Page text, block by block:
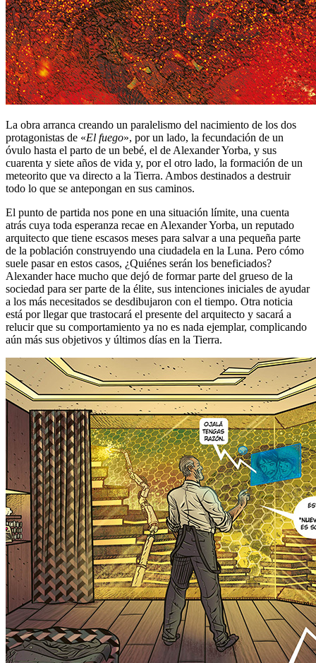
La obra arranca creando un paralelismo del nacimiento de los dos
protagonistas de «El fuego», por un lado, la fecundación de un
óvulo hasta el parto de un bebé, el de Alexander Yorba, y sus
cuarenta y siete años de vida y, por el otro lado, la formación de un
meteorito que va directo a la Tierra. Ambos destinados a destruir
todo lo que se antepongan en sus caminos.
El punto de partida nos pone en una situación límite, una cuenta
atrás cuya toda esperanza recae en Alexander Yorba, un reputado
arquitecto que tiene escasos meses para salvar a una pequeña parte
de la población construyendo una ciudadela en la Luna. Pero cómo
suele pasar en estos casos, ¿Quiénes serán los beneficiados?
Alexander hace mucho que dejó de formar parte del grueso de la
sociedad para ser parte de la élite, sus intenciones iniciales de ayudar
a los más necesitados se desdibujaron con el tiempo. Otra noticia
está por llegar que trastocará el presente del arquitecto y sacará a
relucir que su comportamiento ya no es nada ejemplar, complicando
aún más sus objetivos y últimos días en la Tierra.